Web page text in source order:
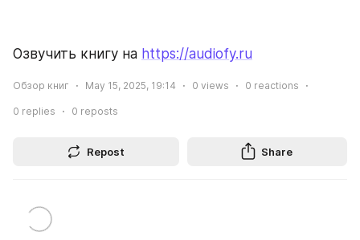
Озвучить книгу на https://audiofy.ru
Обзор книг May 15, 2025, 19:14 0 views 0 reactions
0 replies 0 reposts
Repost Share